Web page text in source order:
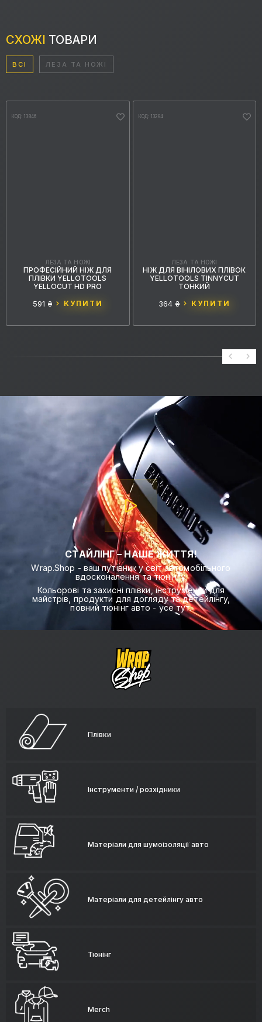
СХОЖІ ТОВАРИ
ВСІ ЛЕЗА ТА НОЖІ
КОД: 13846
ЛЕЗА ТА НОЖІ
ПРОФЕСІЙНИЙ НІЖ ДЛЯ
ПЛІВКИ YELLOTOOLS
YELLOCUT HD PRO
591 ₴ КУПИТИ
КОД: 13294
ЛЕЗА ТА НОЖІ
НІЖ ДЛЯ ВІНІЛОВИХ ПЛІВОК
YELLOTOOLS TINNYCUT
ТОНКИЙ
364 ₴ КУПИТИ
СТАЙЛІНГ – НАШЕ ЖИТТЯ!
Wrap.Shop - ваш путівник у світ автомобільного
вдосконалення та тюнінгу.
Кольорові та захисні плівки, інструменти для
майстрів, продукти для догляду та детейлінгу,
повний тюнінг авто - усе тут.
Плівки
Інструменти / розхідники
Матеріали для шумоізоляції авто
Матеріали для детейлінгу авто
Тюнінг
Merch